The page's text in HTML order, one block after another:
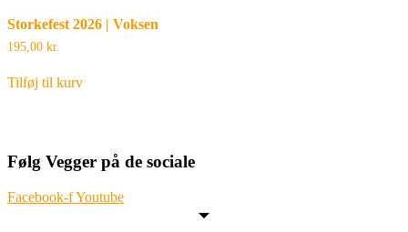
Storkefest 2026 | Voksen
195,00 kr.
Tilføj til kurv
Følg Vegger på de sociale
Facebook-fYoutube